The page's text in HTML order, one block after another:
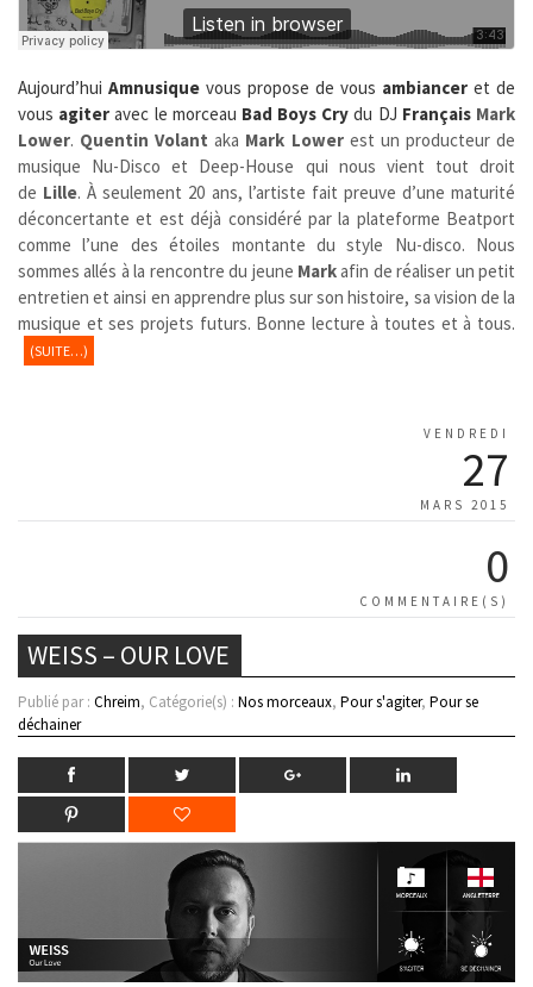
Aujourd’hui Amnusique vous propose de vous ambiancer et de
vous agiter avec le morceau Bad Boys Cry du DJ Français Mark
Lower. Quentin Volant aka Mark Lowerest un producteur de
musique Nu-Disco et Deep-House qui nous vient tout droit
de Lille. À seulement 20 ans, l’artiste fait preuve d’une maturité
déconcertante et est déjà considéré par la plateforme Beatport
comme l’une des étoiles montante du style Nu-disco. Nous
sommes allés à la rencontre du jeune Markafin de réaliser un petit
entretien et ainsi en apprendre plus sur son histoire, sa vision de la
musique et ses projets futurs. Bonne lecture à toutes et à tous.
(SUITE…)
VENDREDI
27
MARS 2015
0
COMMENTAIRE(S)
WEISS – OUR LOVE
Publié par : Chreim, Catégorie(s) : Nos morceaux, Pour s'agiter, Pour se
déchainer